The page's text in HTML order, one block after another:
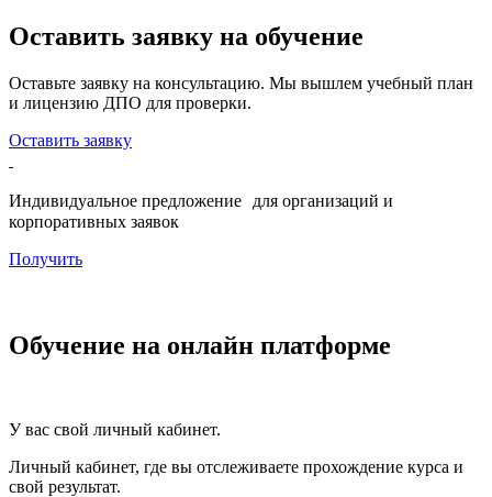
Оставить заявку на обучение
Оставьте заявку на консультацию. Мы вышлем учебный план
и лицензию ДПО для проверки.
Оставить заявку
Индивидуальное предложение для организаций и
корпоративных заявок
Получить
Обучение на онлайн платформе
У вас свой личный кабинет.
Личный кабинет, где вы отслеживаете прохождение курса и
свой результат.